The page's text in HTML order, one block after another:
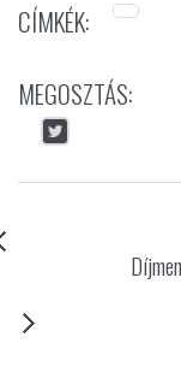
CÍMKÉK:
MEGOSZTÁS: